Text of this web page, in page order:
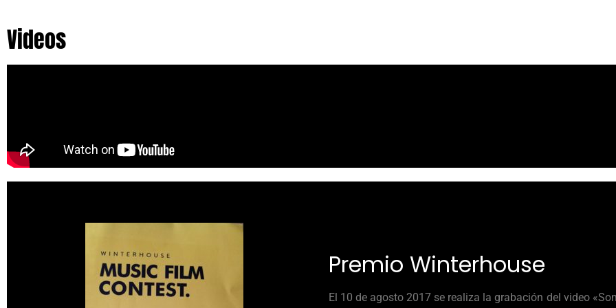
Videos
Premio Winterhouse
El 10 de agosto 2017 se realiza la grabación del video